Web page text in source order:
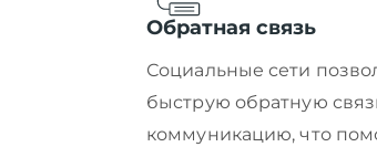
Обратная связь
Социальные сети
быструю обратную
коммуникацию, что